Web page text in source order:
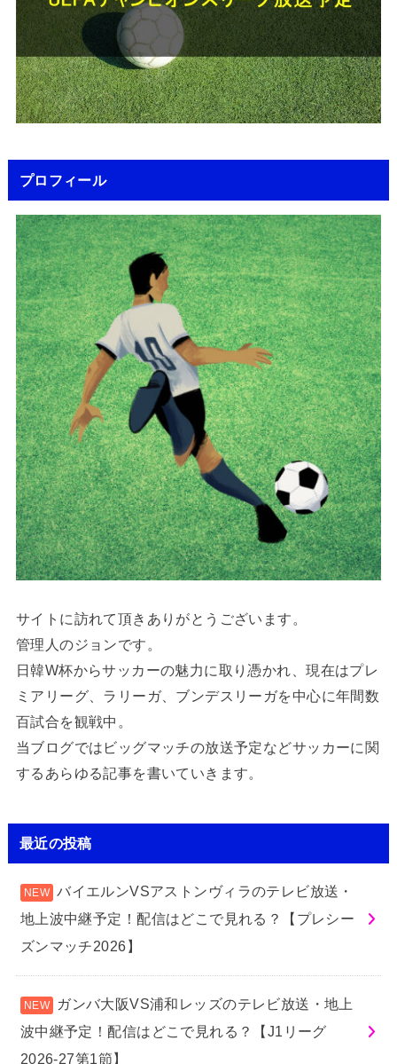
プロフィール
サイトに訪れて頂きありがとうございます。
管理人のジョンです。
日韓W杯からサッカーの魅力に取り憑かれ、現在はプレ
ミアリーグ、ラリーガ、ブンデスリーガを中心に年間数
百試合を観戦中。
当ブログではビッグマッチの放送予定などサッカーに関
するあらゆる記事を書いていきます。
最近の投稿
バイエルンVSアストンヴィラのテレビ放送・
地上波中継予定！配信はどこで見れる？【プレシー
ズンマッチ2026】
ガンバ大阪VS浦和レッズのテレビ放送・地上
波中継予定！配信はどこで見れる？【J1リーグ
2026-27第1節】